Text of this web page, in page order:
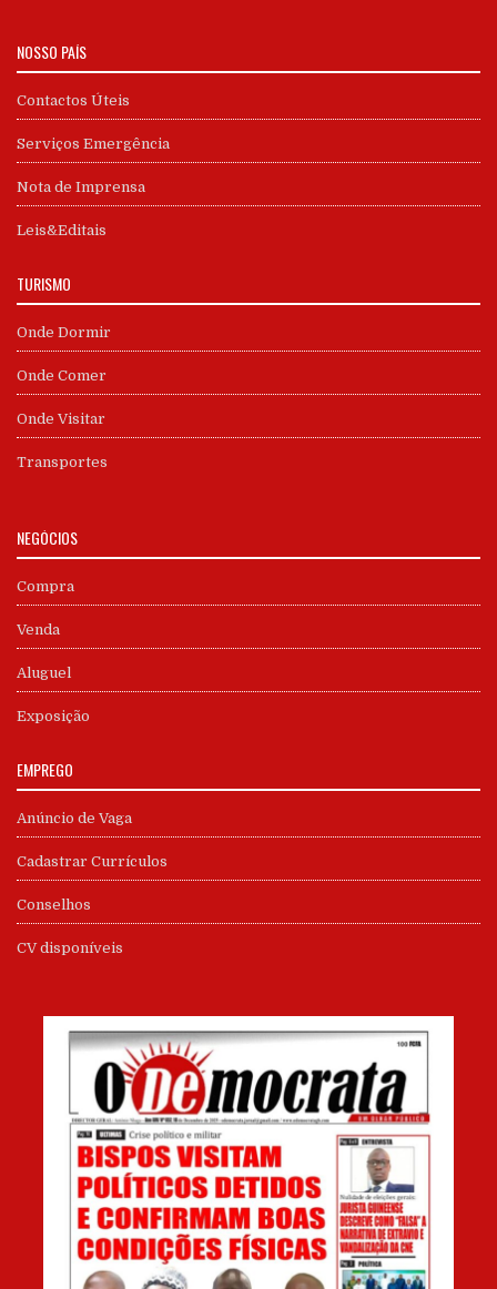
NOSSO PAÍS
Contactos Úteis
Serviços Emergência
Nota de Imprensa
Leis&Editais
TURISMO
Onde Dormir
Onde Comer
Onde Visitar
Transportes
NEGÓCIOS
Compra
Venda
Aluguel
Exposição
EMPREGO
Anúncio de Vaga
Cadastrar Currículos
Conselhos
CV disponíveis